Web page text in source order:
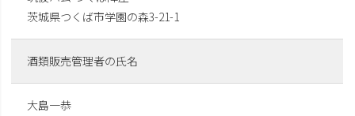
茨城県つくば市学園の森3-21-1
酒類販売管理者の氏名
大島一恭